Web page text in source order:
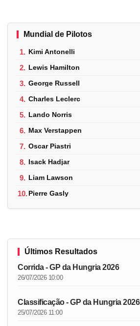
Mundial de Pilotos
1. Kimi Antonelli
2. Lewis Hamilton
3. George Russell
4. Charles Leclerc
5. Lando Norris
6. Max Verstappen
7. Oscar Piastri
8. Isack Hadjar
9. Liam Lawson
10.Pierre Gasly
Últimos Resultados
Corrida - GP da Hungria 2026
26/07/2026 10:00
Classificação - GP da Hungria 2026
25/07/2026 11:00